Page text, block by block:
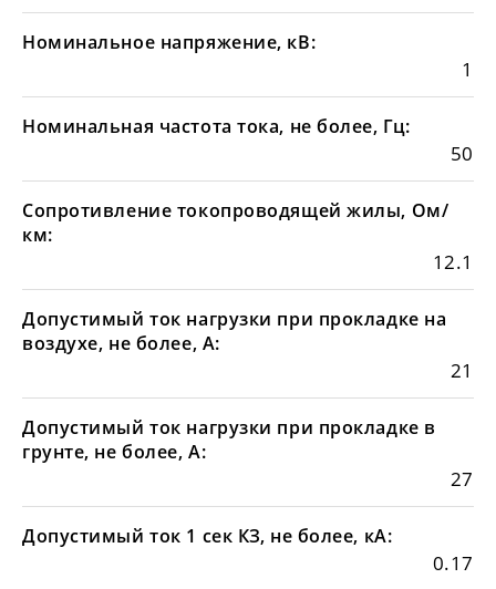
Номинальное напряжение, кВ:
1
Номинальная частота тока, не более, Гц:
50
Сопротивление токопроводящей жилы, Ом/
км:
12.1
Допустимый ток нагрузки при прокладке на
воздухе, не более, А:
21
Допустимый ток нагрузки при прокладке в
грунте, не более, А:
27
Допустимый ток 1 сек КЗ, не более, кА:
0.17